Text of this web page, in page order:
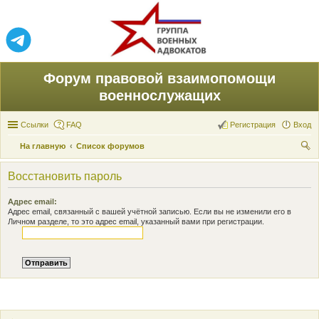
Форум правовой взаимопомощи
военнослужащих
Ссылки FAQ Вход
Регистрация
На главную
Список форумов
ои
Восстановить пароль
Адрес email:
Адрес email, связанный с вашей учётной записью. Если вы не изменили его в
Личном разделе, то это адрес email, указанный вами при регистрации.